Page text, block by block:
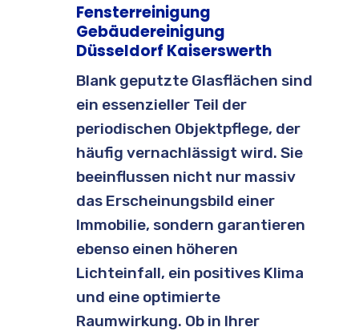
Fensterreinigung
Gebäudereinigung
Düsseldorf Kaiserswerth
Blank geputzte Glasflächen sind
ein essenzieller Teil der
periodischen Objektpflege, der
häufig vernachlässigt wird. Sie
beeinflussen nicht nur massiv
das Erscheinungsbild einer
Immobilie, sondern garantieren
ebenso einen höheren
Lichteinfall, ein positives Klima
und eine optimierte
Raumwirkung. Ob in Ihrer